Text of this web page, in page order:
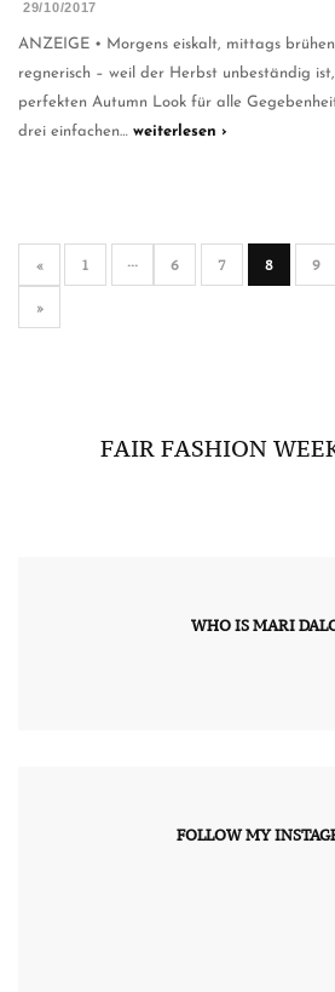
29/10/2017
ANZEIGE • Morgens eiskalt, mittags
regnerisch – weil der Herbst unbeständig
perfekten Autumn Look für alle
drei einfachen… weiterlesen ›
« 1 ··· 6 7 8 9
»
FAIR FASHION
WHO IS MARI
FOLLOW MY